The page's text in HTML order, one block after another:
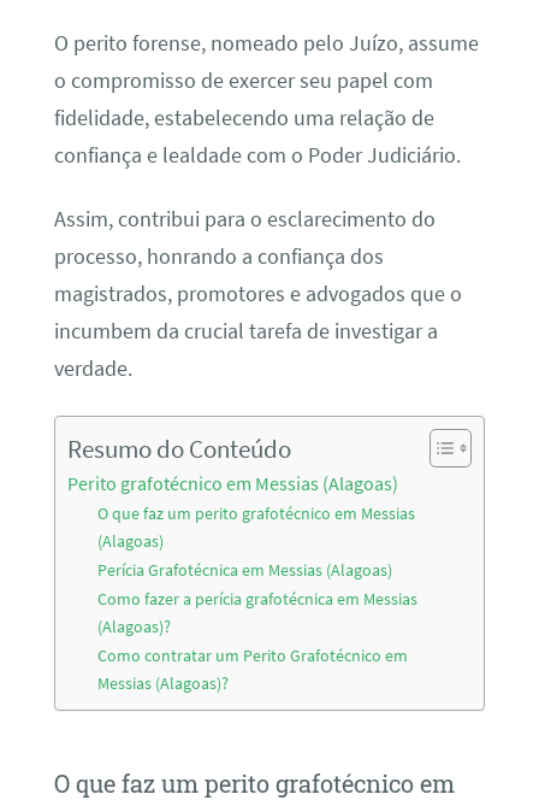
O perito forense, nomeado pelo Juízo, assume
o compromisso de exercer seu papel com
fidelidade, estabelecendo uma relação de
confiança e lealdade com o Poder Judiciário.
Assim, contribui para o esclarecimento do
processo, honrando a confiança dos
magistrados, promotores e advogados que o
incumbem da crucial tarefa de investigar a
verdade.
Resumo do Conteúdo
Perito grafotécnico em Messias (Alagoas)
O que faz um perito grafotécnico em Messias
(Alagoas)
Perícia Grafotécnica em Messias (Alagoas)
Como fazer a perícia grafotécnica em Messias
(Alagoas)?
Como contratar um Perito Grafotécnico em
Messias (Alagoas)?
O que faz um perito grafotécnico em